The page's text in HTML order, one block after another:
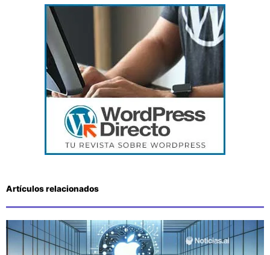
Artículos relacionados